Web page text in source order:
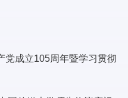
党成立105周年暨学习贯彻